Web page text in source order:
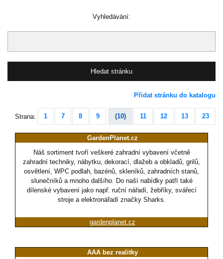
Vyhledávání:
Přidat stránku do katalogu
Strana: 1 7 8 9 (10) 11 12 13 23
GardenPlanet.cz
Náš sortiment tvoří veškeré zahradní vybavení včetně
zahradní techniky, nábytku, dekorací, dlažeb a obkladů, grilů,
osvětlení, WPC podlah, bazénů, skleníků, zahradních stanů,
slunečníků a mnoho dalšího. Do naší nabídky patří také
dílenské vybavení jako např. ruční nářadí, žebříky, svářecí
stroje a elektronářadí značky Sharks.
gardenplanet.cz
AAA bez realitky